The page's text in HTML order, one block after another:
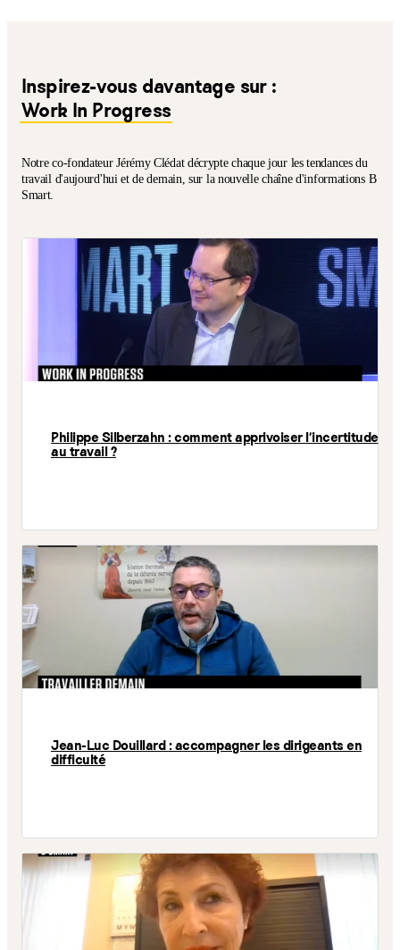
Inspirez-vous davantage sur :
Work In Progress
Notre co-fondateur Jérémy Clédat décrypte chaque jour les tendances du
travail d'aujourd'hui et de demain, sur la nouvelle chaîne d'informations B
Smart.
Philippe Silberzahn : comment apprivoiser l'incertitude
au travail ?
Jean-Luc Douillard : accompagner les dirigeants en
difficulté